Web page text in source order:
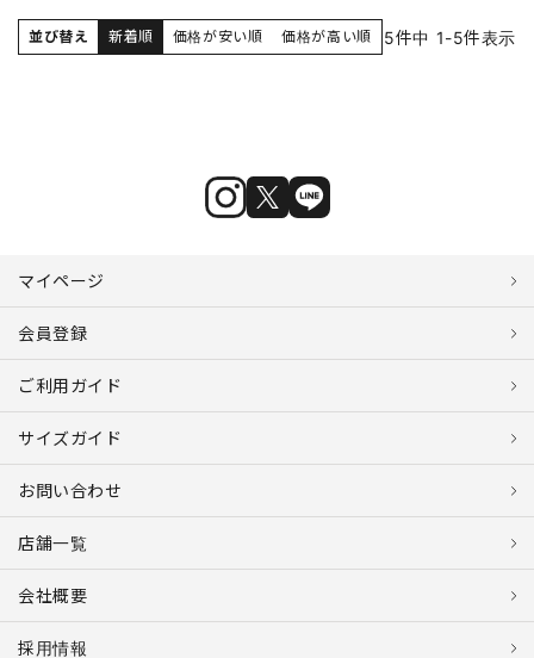
並び替え 新着順 価格が安い順 価格が高い順 5件中 1-5件表示
マイページ
会員登録
ご利用ガイド
サイズガイド
お問い合わせ
店舗一覧
会社概要
採用情報